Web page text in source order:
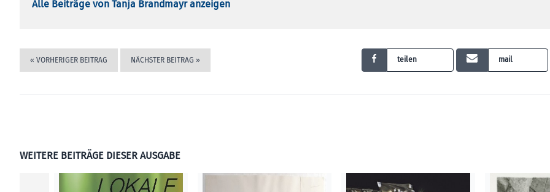
Alle Beiträge von Tanja Brandmayr anzeigen
« VORHERIGER BEITRAG NÄCHSTER BEITRAG » teilen mail
WEITERE BEITRÄGE DIESER AUSGABE